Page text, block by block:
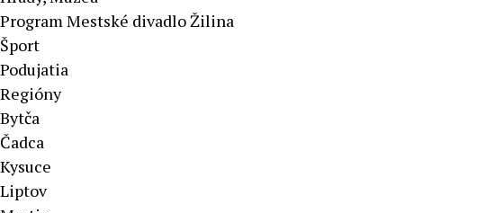
Program Mestské divadlo Žilina
Šport
Podujatia
Regióny
Bytča
Čadca
Kysuce
Liptov